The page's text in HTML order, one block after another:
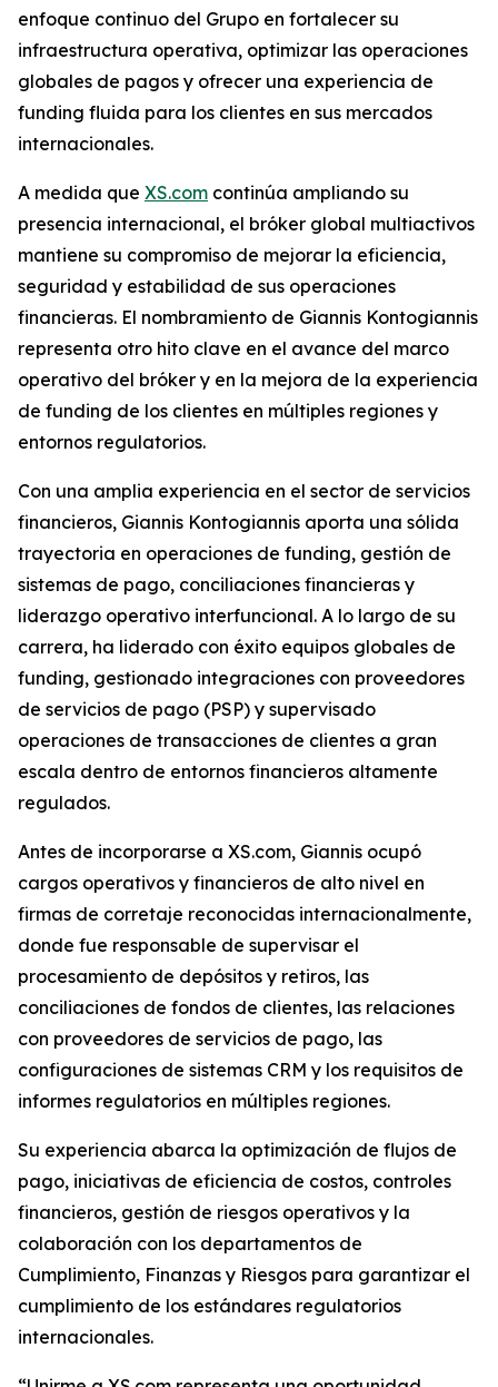
enfoque continuo del Grupo en fortalecer su
infraestructura operativa, optimizar las operaciones
globales de pagos y ofrecer una experiencia de
funding fluida para los clientes en sus mercados
internacionales.
A medida que XS.com continúa ampliando su
presencia internacional, el bróker global multiactivos
mantiene su compromiso de mejorar la eficiencia,
seguridad y estabilidad de sus operaciones
financieras. El nombramiento de Giannis Kontogiannis
representa otro hito clave en el avance del marco
operativo del bróker y en la mejora de la experiencia
de funding de los clientes en múltiples regiones y
entornos regulatorios.
Con una amplia experiencia en el sector de servicios
financieros, Giannis Kontogiannis aporta una sólida
trayectoria en operaciones de funding, gestión de
sistemas de pago, conciliaciones financieras y
liderazgo operativo interfuncional. A lo largo de su
carrera, ha liderado con éxito equipos globales de
funding, gestionado integraciones con proveedores
de servicios de pago (PSP) y supervisado
operaciones de transacciones de clientes a gran
escala dentro de entornos financieros altamente
regulados.
Antes de incorporarse a XS.com, Giannis ocupó
cargos operativos y financieros de alto nivel en
firmas de corretaje reconocidas internacionalmente,
donde fue responsable de supervisar el
procesamiento de depósitos y retiros, las
conciliaciones de fondos de clientes, las relaciones
con proveedores de servicios de pago, las
configuraciones de sistemas CRM y los requisitos de
informes regulatorios en múltiples regiones.
Su experiencia abarca la optimización de flujos de
pago, iniciativas de eficiencia de costos, controles
financieros, gestión de riesgos operativos y la
colaboración con los departamentos de
Cumplimiento, Finanzas y Riesgos para garantizar el
cumplimiento de los estándares regulatorios
internacionales.